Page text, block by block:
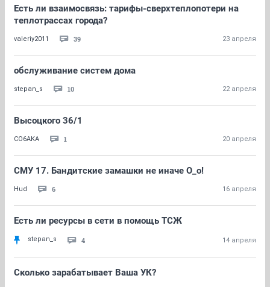
Есть ли взаимосвязь: тарифы-сверхтеплопотери на
теплотрассах города?
valeriy2011 39 23 апреля
обслуживание систем дома
stepan_s 10 22 апреля
Высоцкого 36/1
CO6AKA 1 20 апреля
СМУ 17. Бандитские замашки не иначе О_о!
Hud 6 16 апреля
Есть ли ресурсы в сети в помощь ТСЖ
stepan_s 4 14 апреля
Сколько зарабатывает Ваша УК?